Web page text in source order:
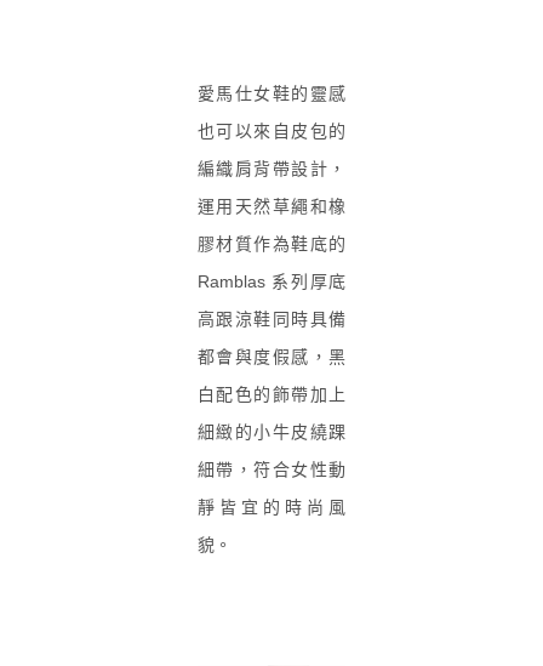
愛馬仕女鞋的靈感
也可以來自皮包的
編織肩背帶設計，
運用天然草繩和橡
膠材質作為鞋底的
Ramblas 系列厚底
高跟涼鞋同時具備
都會與度假感，黑
白配色的飾帶加上
細緻的小牛皮繞踝
細帶，符合女性動
靜皆宜的時尚風
貌。